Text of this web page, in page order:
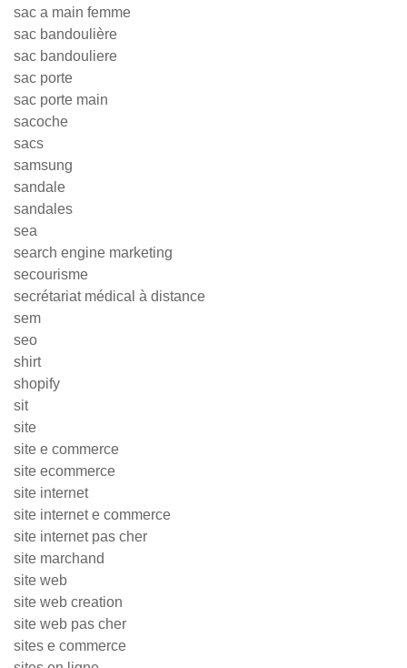
sac a main femme
sac bandoulière
sac bandouliere
sac porte
sac porte main
sacoche
sacs
samsung
sandale
sandales
sea
search engine marketing
secourisme
secrétariat médical à distance
sem
seo
shirt
shopify
sit
site
site e commerce
site ecommerce
site internet
site internet e commerce
site internet pas cher
site marchand
site web
site web creation
site web pas cher
sites e commerce